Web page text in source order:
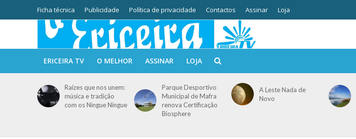
Ficha técnica Publicidade Política de privacidade Contactos Assinar Loja
ERICEIRA TV O MELHOR ASSINAR LOJA
Raízes que nos unem:
música e tradição
com os Ningue Ningue
Parque Desportivo
Municipal de Mafra
renova Certificação
Biosphere
A Leste Nada de
Novo